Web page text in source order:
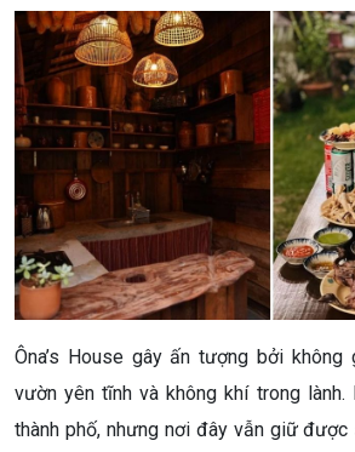
Ôna’s House gây ấn tượng bởi không
vườn yên tĩnh và không khí trong lành.
thành phố, nhưng nơi đây vẫn giữ